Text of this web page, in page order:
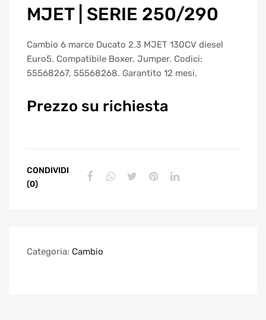
MJET | SERIE 250/290
Cambio 6 marce Ducato 2.3 MJET 130CV diesel
Euro5. Compatibile Boxer, Jumper. Codici:
55568267, 55568268. Garantito 12 mesi.
Prezzo su richiesta
CONDIVIDI
(0)
Categoria: Cambio